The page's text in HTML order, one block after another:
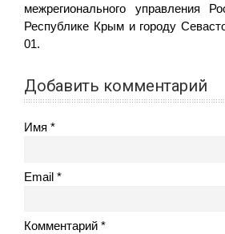
межрегионального управления
Республике Крым и городу
01.
Добавить комментарий
Имя
Email
Комментарий